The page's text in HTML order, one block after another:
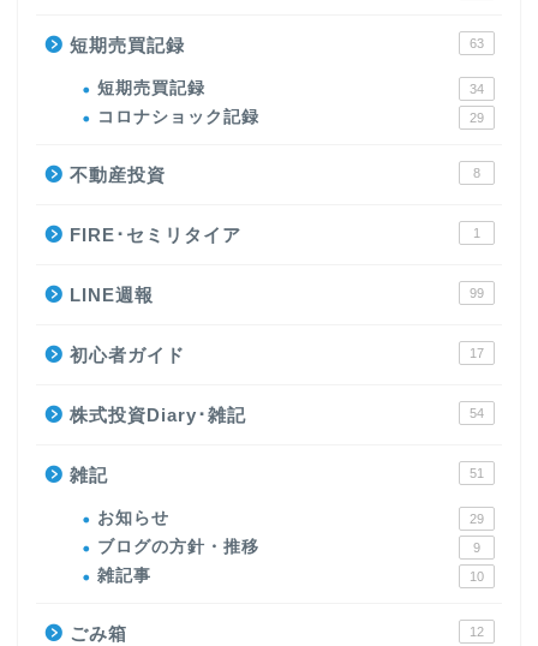
短期売買記録 63
短期売買記録 34
コロナショック記録 29
不動産投資 8
FIRE･セミリタイア 1
LINE週報 99
初心者ガイド 17
株式投資Diary･雑記 54
雑記 51
お知らせ 29
ブログの方針・推移 9
雑記事 10
ごみ箱 12